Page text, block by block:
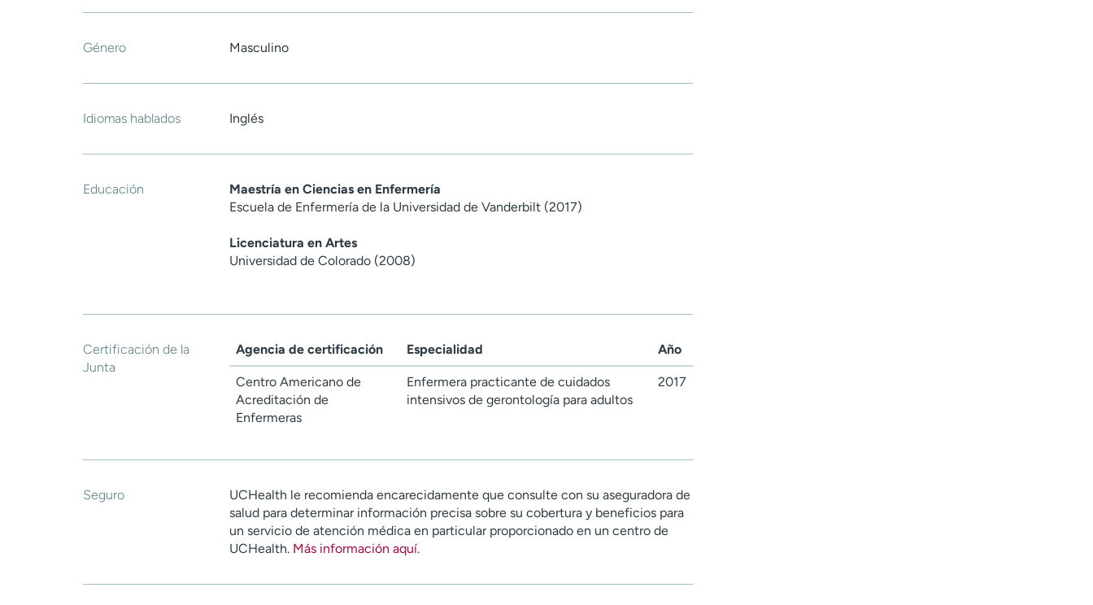
Género Masculino
Idiomas hablados Inglés
Educación
Maestría en Ciencias en Enfermería
Escuela de Enfermería de la Universidad de Vanderbilt (2017)
Licenciatura en Artes
Universidad de Colorado (2008)
Certificación de la
Junta
Agencia de certificación Especialidad Año
Centro Americano de
Acreditación de
Enfermeras
Enfermera practicante de cuidados
intensivos de gerontología para adultos
2017
Seguro
UCHealth le recomienda encarecidamente que consulte con su aseguradora de
salud para determinar información precisa sobre su cobertura y beneficios para
un servicio de atención médica en particular proporcionado en un centro de
UCHealth. Más información aquí.